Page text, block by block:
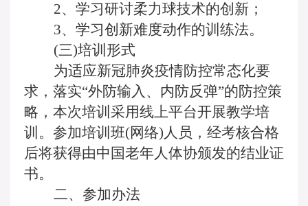
2、学习研讨柔力球技术的创新；
3、学习创新难度动作的训练法。
(三)培训形式
为适应新冠肺炎疫情防控常态化要
求，落实“外防输入、内防反弹”的防控策
略，本次培训采用线上平台开展教学培
训。参加培训班(网络)人员，经考核合格
后将获得由中国老年人体协颁发的结业证
书。
二、参加办法